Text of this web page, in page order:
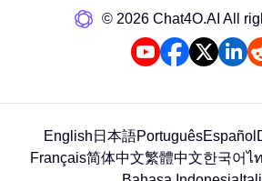
©️ 2026 Chat4O.AI All
English 日本語PortuguêsEspañol
Français简体中文繁體中文한국어ไ